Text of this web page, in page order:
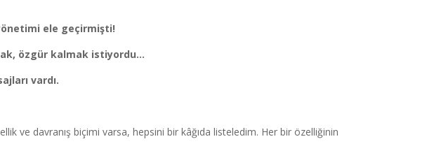
ele geçirmişti!
özgür kalmak istiyordu…
vardı.
ve davranış biçimi varsa, hepsini bir kâğıda listeledim. Her bir özelliğinin